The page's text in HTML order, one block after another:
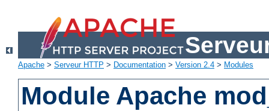
Apache > Serveur HTTP > Documentation > Version 2.4 > Modules
Module Apache